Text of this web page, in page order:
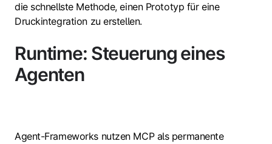
die schnellste Methode, einen Prototyp für eine
Druckintegration zu erstellen.
Runtime: Steuerung eines
Agenten
Agent-Frameworks nutzen MCP als permanente